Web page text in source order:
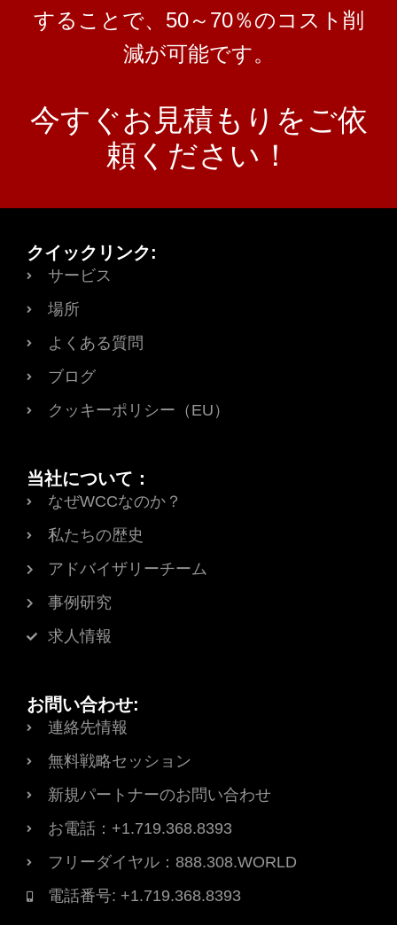
することで、50～70％のコスト削
減が可能です。
今すぐお見積もりをご依
頼ください！
クイックリンク:
サービス
場所
よくある質問
ブログ
クッキーポリシー（EU）
当社について：
なぜWCCなのか？
私たちの歴史
アドバイザリーチーム
事例研究
求人情報
お問い合わせ:
連絡先情報
無料戦略セッション
新規パートナーのお問い合わせ
お電話：+1.719.368.8393
フリーダイヤル：888.308.WORLD
電話番号: +1.719.368.8393